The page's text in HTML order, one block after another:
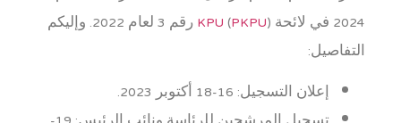
2024 في لائحة
KPU(PKPU
) رقم 3 لعام 2022. وإليكم
التفاصيل:
إعلان التسجيل: 16-18 أكتوبر 2023.